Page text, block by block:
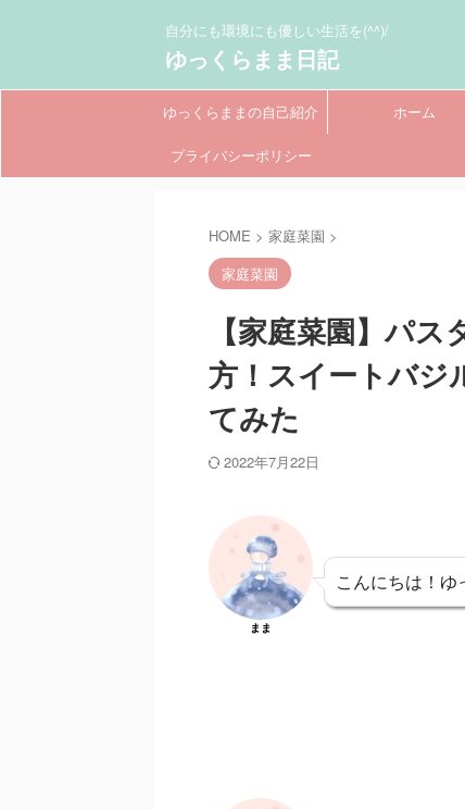
自分にも環境にも優しい生活を(^^)/
ゆっくらまま日記
ゆっくらままの自己紹介 ホーム
プライバシーポリシー
HOME > 家庭菜園 >
家庭菜園
【家庭菜園】パ
方！スイートバジ
てみた
2022年7月22日
まま
こんにちは！ゆ